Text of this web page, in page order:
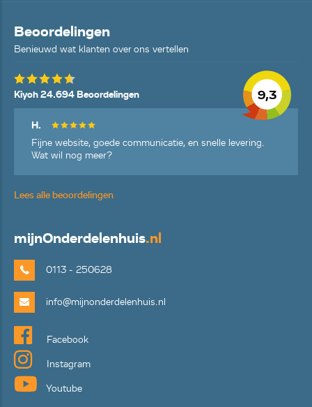
Beoordelingen
Benieuwd wat klanten over ons vertellen
9,3
Kiyoh 24.694 Beoordelingen
H.
Fijne website, goede communicatie, en snelle levering.
Wat wil nog meer?
Lees alle beoordelingen
mijnOnderdelenhuis.nl
0113 - 250628
info@mijnonderdelenhuis.nl
Facebook
Instagram
Youtube